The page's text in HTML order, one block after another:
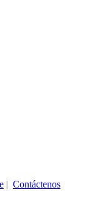
| Contáctenos